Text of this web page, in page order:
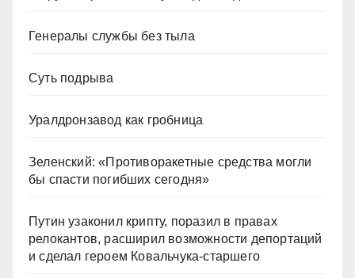
Генералы службы без тыла
Суть подрыва
Уралдронзавод как гробница
Зеленский: «Противоракетные средства могли
бы спасти погибших сегодня»
Путин узаконил крипту, поразил в правах
релокантов, расширил возможности депортаций
и сделал героем Ковальчука-старшего